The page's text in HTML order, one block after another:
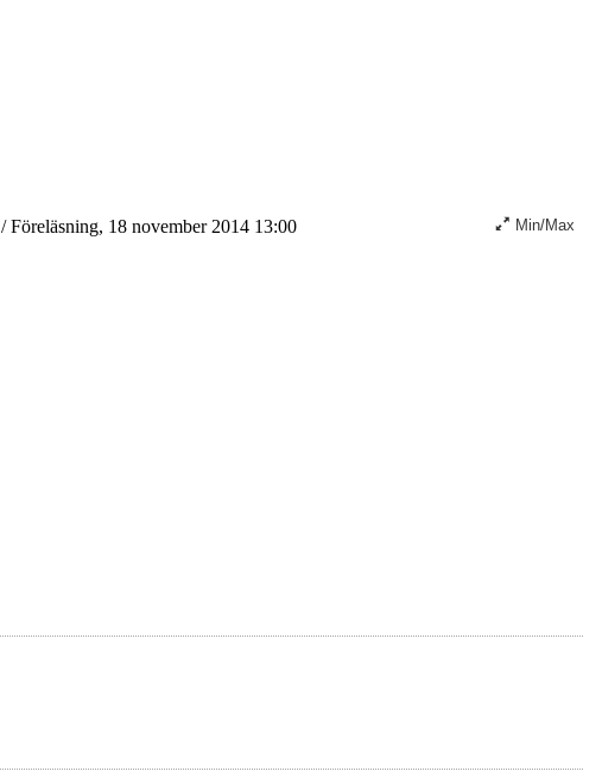
/Föreläsning, 18 november 2014 13:00 Min/Max